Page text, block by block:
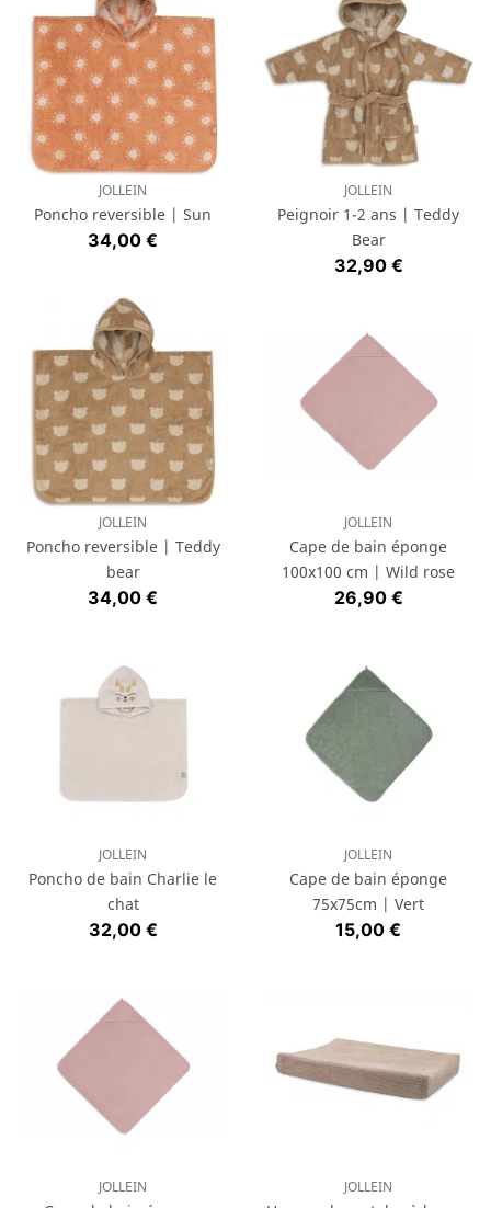
JOLLEIN
Poncho reversible | Sun
Prix
34,00 €
JOLLEIN
Peignoir 1-2 ans | Teddy
Bear
Prix
32,90 €
JOLLEIN
Poncho reversible | Teddy
bear
Prix
34,00 €
JOLLEIN
Cape de bain éponge
100x100 cm | Wild rose
Prix
26,90 €
JOLLEIN
Poncho de bain Charlie le
chat
Prix
32,00 €
JOLLEIN
Cape de bain éponge
75x75cm | Vert
Prix
15,00 €
JOLLEIN JOLLEIN